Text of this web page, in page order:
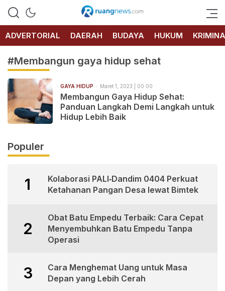
RUANG
NEWS
ADVERTORIAL
DAERAH BUDAYA HUKUM
#Membangun gaya hidup sehat
GAYA HIDUP Maret 1, 2023 | 00:00
Membangun Gaya Hidup Sehat:
Panduan Langkah Demi Langkah untuk
Hidup Lebih Baik
Populer
1
Kolaborasi PALI‑Dandim 0404 Perkuat
Ketahanan Pangan Desa lewat Bimtek
2
Obat Batu Empedu Terbaik: Cara Cepat
Menyembuhkan Batu Empedu Tanpa
Operasi
3
Cara Menghemat Uang untuk Masa
Depan yang Lebih Cerah